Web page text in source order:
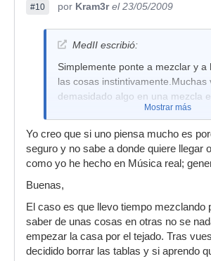
#10 por Kram3r el 23/05/2009
MedII escribió:
Simplemente ponte a mezclar y a
las cosas instintivamente.Muchas
demasidado algo en una mezcla
Mostrar más
Yo creo que si uno piensa mucho es
seguro y no sabe a donde quiere llegar
como yo he hecho en Música real;
Buenas,
El caso es que llevo tiempo mezclando
saber de unas cosas en otras no se
empezar la casa por el tejado. Tras
decidido borrar las tablas y si aprendo